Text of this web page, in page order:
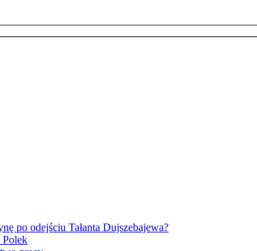
po odejściu Tałanta Dujszebajewa?
Polek